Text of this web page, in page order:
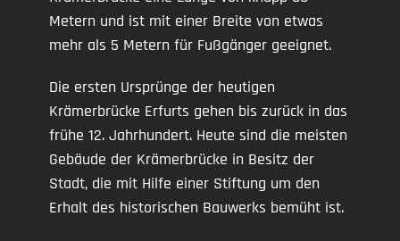
Metern und ist mit einer Breite von etwas
mehr als 5 Metern für Fußgänger geeignet.
Die ersten Ursprünge der heutigen
Krämerbrücke Erfurts gehen bis zurück in das
frühe 12. Jahrhundert. Heute sind die meisten
Gebäude der Krämerbrücke in Besitz der
Stadt, die mit Hilfe einer Stiftung um den
Erhalt des historischen Bauwerks bemüht ist.